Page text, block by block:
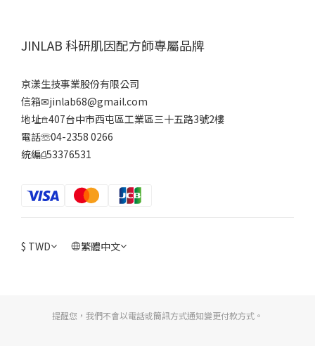
JINLAB 科研肌因配方師專屬品牌
京漾生技事業股份有限公司
信箱✉jinlab68@gmail.com
地址𖠿407台中市西屯區工業區三十五路3號2樓
電話☏04-2358 0266
統編⎙53376531
$ TWD 繁體中文
提醒您，我們不會以電話或簡訊方式通知變更付款方式。